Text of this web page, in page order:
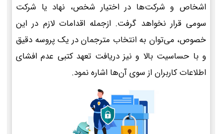
اشخاص و شرکت‌ها در اختیار شخص، نهاد یا شرکت
سومی قرار نخواهد گرفت. ازجمله اقدامات لازم در این
خصوص، می‌توان به انتخاب مترجمان در یک پروسه دقیق
و با حساسیت بالا و نیز دریافت تعهد کتبی عدم افشای
اطلاعات کاربران از سوی آن‌ها اشاره نمود.